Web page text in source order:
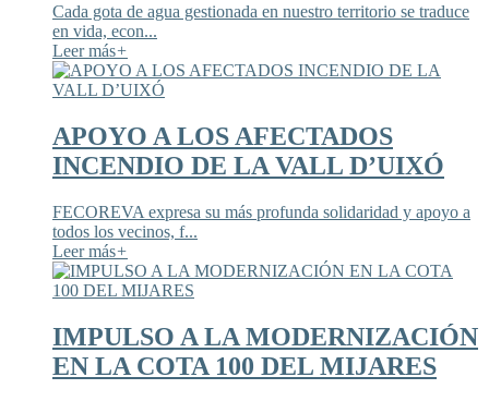
Cada gota de agua gestionada en nuestro territorio se traduce
en vida, econ...
Leer más+
APOYO A LOS AFECTADOS
INCENDIO DE LA VALL D’UIXÓ
FECOREVA expresa su más profunda solidaridad y apoyo a
todos los vecinos, f...
Leer más+
IMPULSO A LA MODERNIZACIÓN
EN LA COTA 100 DEL MIJARES